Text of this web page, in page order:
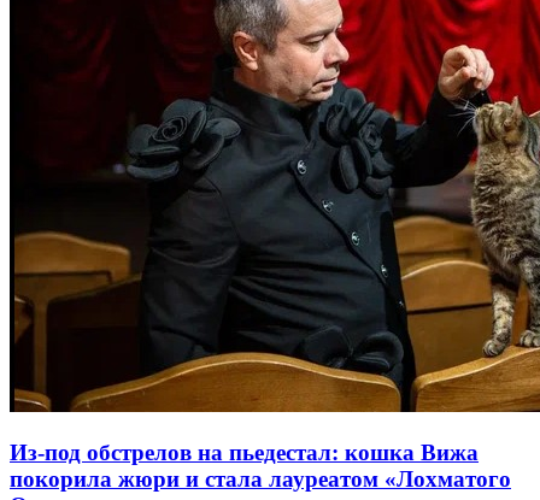
Из-под обстрелов на пьедестал: кошка Вижа
покорила жюри и стала лауреатом «Лохматого